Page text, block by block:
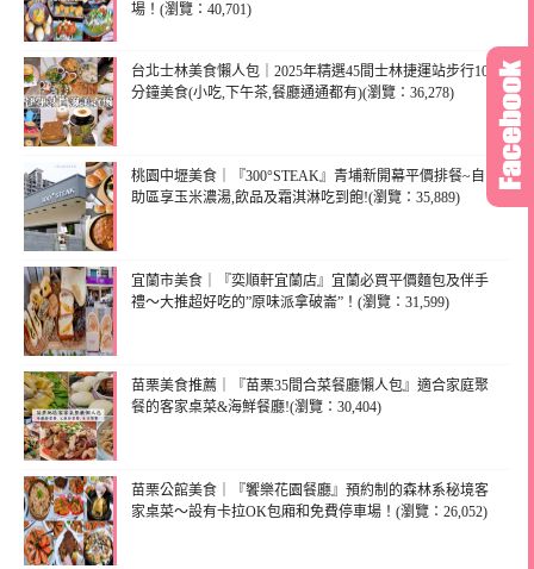
場！(瀏覽：40,701)
台北士林美食懶人包｜2025年精選45間士林捷運站步行10
分鐘美食(小吃,下午茶,餐廳通通都有)(瀏覽：36,278)
桃園中壢美食｜『300°STEAK』青埔新開幕平價排餐~自
助區享玉米濃湯,飲品及霜淇淋吃到飽!(瀏覽：35,889)
宜蘭市美食｜『奕順軒宜蘭店』宜蘭必買平價麵包及伴手
禮～大推超好吃的”原味派拿破崙”！(瀏覽：31,599)
苗栗美食推薦｜『苗栗35間合菜餐廳懶人包』適合家庭聚
餐的客家桌菜&海鮮餐廳!(瀏覽：30,404)
苗栗公館美食｜『饗樂花園餐廳』預約制的森林系秘境客
家桌菜～設有卡拉OK包廂和免費停車場！(瀏覽：26,052)